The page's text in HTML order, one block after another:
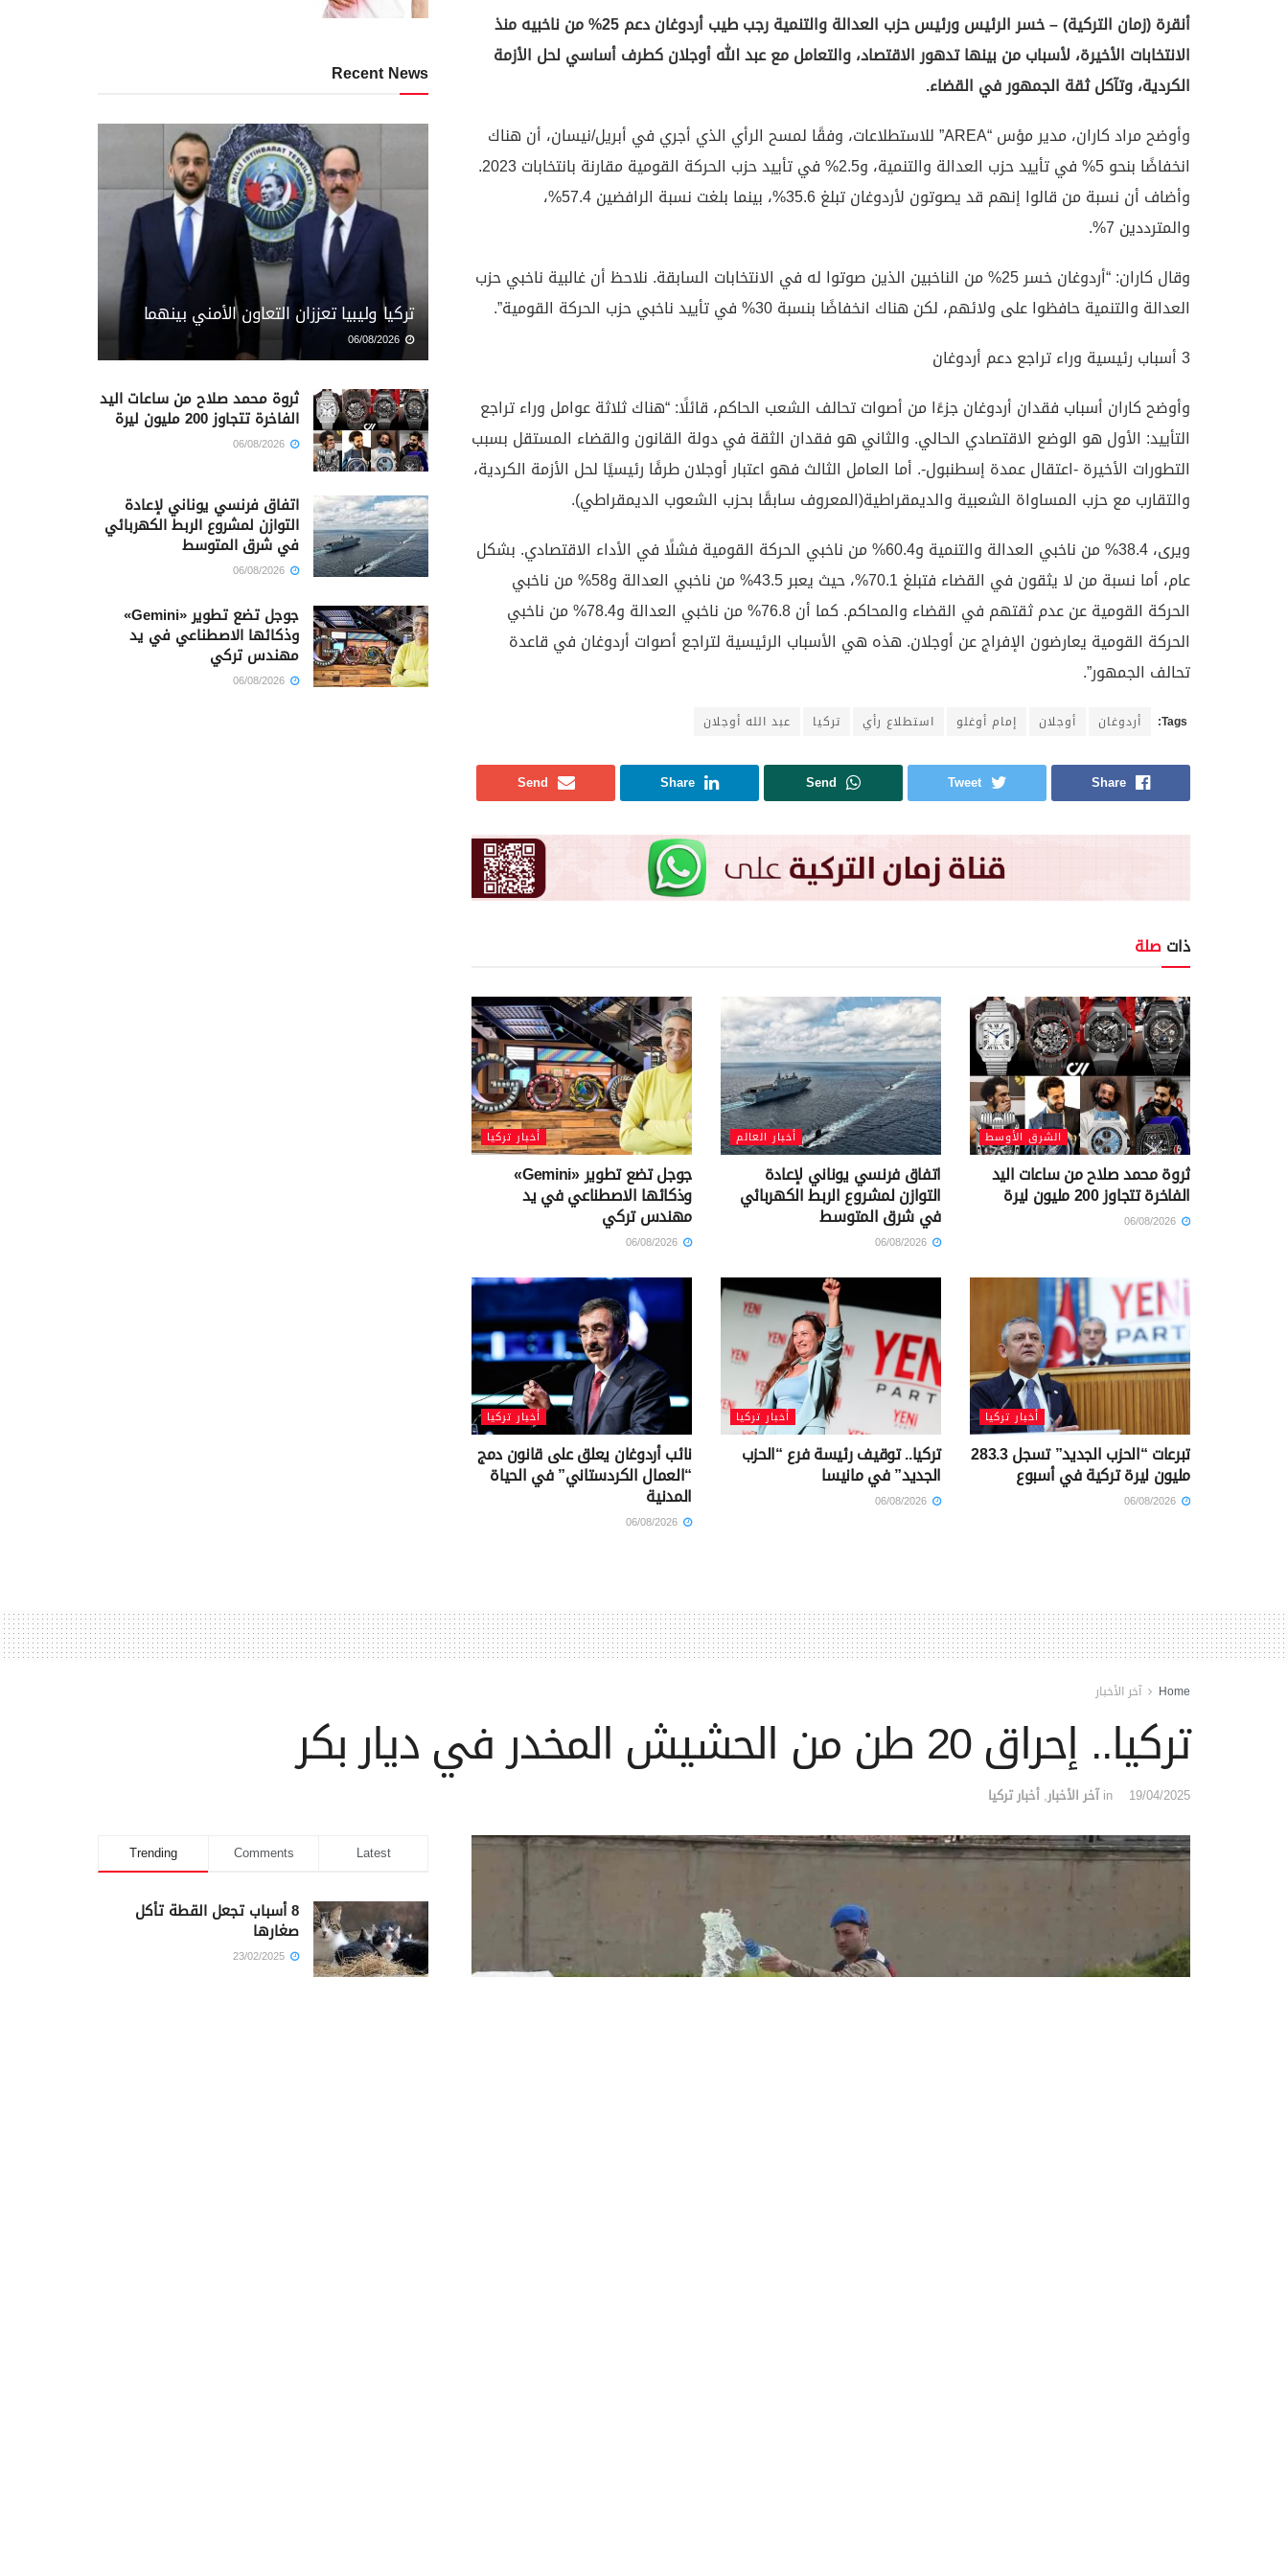
أنقرة (زمان التركية) – خسر الرئيس ورئيس حزب العدالة والتنمية رجب طيب أردوغان دعم 25% من ناخبيه منذ
الانتخابات الأخيرة، لأسباب من بينها تدهور الاقتصاد، والتعامل مع عبد الله أوجلان كطرف أساسي لحل الأزمة
الكردية، وتآكل ثقة الجمهور في القضاء.
وأوضح مراد كاران، مدير مؤس “AREA” للاستطلاعات، وفقًا لمسح الرأي الذي أجري في أبريل/نيسان، أن هناك
انخفاضًا بنحو 5% في تأييد حزب العدالة والتنمية، و2.5% في تأييد حزب الحركة القومية مقارنة بانتخابات 2023.
وأضاف أن نسبة من قالوا إنهم قد يصوتون لأردوغان تبلغ 35.6%، بينما بلغت نسبة الرافضين 57.4%،
والمترددين 7%.
وقال كاران: “أردوغان خسر 25% من الناخبين الذين صوتوا له في الانتخابات السابقة. نلاحظ أن غالبية ناخبي حزب
العدالة والتنمية حافظوا على ولائهم، لكن هناك انخفاضًا بنسبة 30% في تأييد ناخبي حزب الحركة القومية”.
3 أسباب رئيسية وراء تراجع دعم أردوغان
وأوضح كاران أسباب فقدان أردوغان جزءًا من أصوات تحالف الشعب الحاكم، قائلًا: “هناك ثلاثة عوامل وراء تراجع
التأييد: الأول هو الوضع الاقتصادي الحالي. والثاني هو فقدان الثقة في دولة القانون والقضاء المستقل بسبب
التطورات الأخيرة -اعتقال عمدة إسطنبول-. أما العامل الثالث فهو اعتبار أوجلان طرفًا رئيسيًا لحل الأزمة الكردية،
والتقارب مع حزب المساواة الشعبية والديمقراطية(المعروف سابقًا بحزب الشعوب الديمقراطي).
ويرى، 38.4% من ناخبي العدالة والتنمية و60.4% من ناخبي الحركة القومية فشلًا في الأداء الاقتصادي. بشكل
عام، أما نسبة من لا يثقون في القضاء فتبلغ 70.1%، حيث يعبر 43.5% من ناخبي العدالة و58% من ناخبي
الحركة القومية عن عدم ثقتهم في القضاء والمحاكم. كما أن 76.8% من ناخبي العدالة و78.4% من ناخبي
الحركة القومية يعارضون الإفراج عن أوجلان. هذه هي الأسباب الرئيسية لتراجع أصوات أردوغان في قاعدة
تحالف الجمهور”.
Tags: أردوغان أوجلان إمام أوغلو استطلاع رأي تركيا عبد الله أوجلان
Share
Tweet
Send
Share
Send
ذات صلة
الشرق الأوسط
ثروة محمد صلاح من ساعات اليد
الفاخرة تتجاوز 200 مليون ليرة
أخبار العالم
اتفاق فرنسي يوناني لإعادة
التوازن لمشروع الربط الكهربائي
في شرق المتوسط
أخبار تركيا
جوجل تضع تطوير «Gemini»
وذكائها الاصطناعي في يد
مهندس تركي
أخبار تركيا
تبرعات “الحزب الجديد” تسجل 283.3
مليون ليرة تركية في أسبوع
أخبار تركيا
تركيا.. توقيف رئيسة فرع “الحزب
الجديد” في مانيسا
أخبار تركيا
نائب أردوغان يعلق على قانون دمج
“العمال الكردستاني” في الحياة
المدنية
Recent News
تركيا وليبيا تعززان التعاون الأمني بينهما
ثروة محمد صلاح من ساعات اليد
الفاخرة تتجاوز 200 مليون ليرة
اتفاق فرنسي يوناني لإعادة
التوازن لمشروع الربط الكهربائي
في شرق المتوسط
جوجل تضع تطوير «Gemini»
وذكائها الاصطناعي في يد
مهندس تركي
Home آخر الأخبار
تركيا.. إحراق 20 طن من الحشيش المخدر في ديار بكر
19/04/2025
in آخر الأخبار, أخبار تركيا
Trending Comments Latest
8 أسباب تجعل القطة تأكل
صغارها